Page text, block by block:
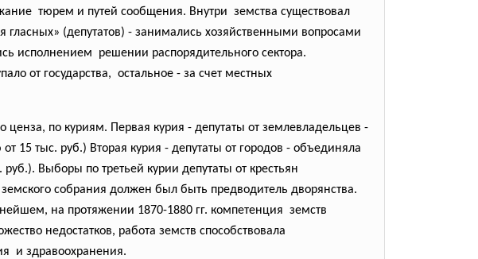
тюрем и путей сообщения. Внутри земства существовал
(депутатов) - занимались хозяйственными вопросами
исполнением решении распорядительного сектора.
от государства, остальное - за счет местных
по куриям. Первая курия - депутаты от землевладельцев -
15 тыс. руб.) Вторая курия - депутаты от городов - объединяла
Выборы по третьей курии депутаты от крестьян
собрания должен был быть предводитель дворянства.
на протяжении 1870-1880 гг. компетенция земств
недостатков, работа земств способствовала
и здравоохранения.